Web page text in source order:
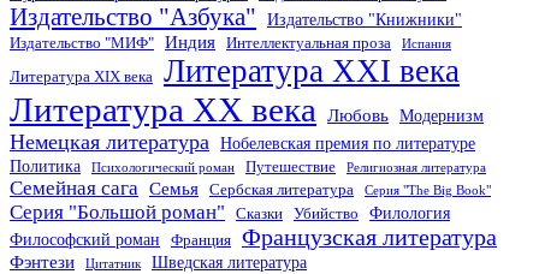
Издательство "Азбука" Издательство "Книжники"
Издательство "МИФ" Индия Интеллектуальная проза Испания
Литература XIX века Литература XXI века
Литература XX века Любовь Модернизм
Немецкая литература Нобелевская премия по литературе
Политика
Психологический роман Путешествие Религиозная литература
Семейная сага Семья Сербская литература Серия "The Big Book"
Серия "Большой роман" Сказки Убийство
Филология
Философский роман
Франция Французская литература
Фэнтези Цитатник Шведская литература